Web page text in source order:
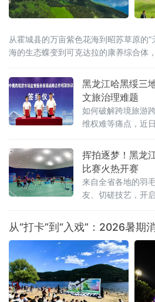
从霍城县的万亩紫色花海到昭苏草原的
海的生态蝶变到可克达拉的康养综合体
黑龙江哈黑绥三
文旅治理难题
如何破解跨境旅游
维权难等痛点，近
发展战略合作框架
跨境旅游市场监管
地。此举跨区域监
俄开放优势、破解
践，有效填补了跨
挥拍逐梦！黑龙
比赛火热开赛
来自全省各地的羽
友、切磋技艺，开
赛程紧凑、看点十
男、女团体和混合
打、男子单打、女
覆盖羽毛球主流竞赛
从“打卡”到“入戏”：2026暑期